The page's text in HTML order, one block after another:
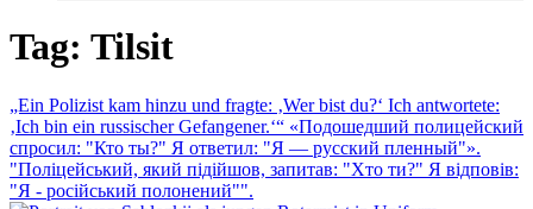
Tag: Tilsit
„Ein Polizist kam hinzu und fragte: ‚Wer bist du?‘ Ich antwortete:
‚Ich bin ein russischer Gefangener.‘“ «Подошедший полицейский
спросил: "Кто ты?" Я ответил: "Я — русский пленный"».
"Поліцейський, який підійшов, запитав: "Хто ти?" Я відповів:
"Я - російський полонений"".